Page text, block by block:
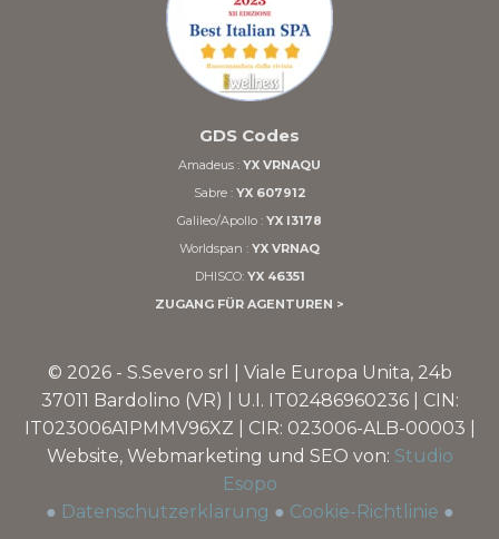
GDS Codes
Amadeus : YX VRNAQU
Sabre : YX 607912
Galileo/Apollo : YX I3178
Worldspan : YX VRNAQ
DHISCO: YX 46351
ZUGANG FÜR AGENTUREN >
© 2026 - S.Severo srl | Viale Europa Unita, 24b
37011 Bardolino (VR) | U.I. IT02486960236 | CIN:
IT023006A1PMMV96XZ | CIR: 023006-ALB-00003 |
Website, Webmarketing und SEO von: Studio
Esopo
● Datenschutzerklärung ● Cookie-Richtlinie ●